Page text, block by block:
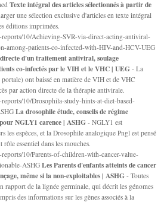
Texte intégral des articles sélectionnés à partir de
une sélection exclusive d'articles en texte intégral
éditions imprimées.
10/Achieving-SVR-via-direct-acting-antiviral-
among-patients-co-infected-with-HIV-and-HCV-UEG
d'un traitement antiviral, soulage
co-infectés par le VIH et le VHC | UEG - La
ont baissé en matière de VIH et de VHC
par action directe de la thérapie antivirale.
10/Drosophila-study-hints-at-diet-based-
La drosophile étude, conseils de régime
NGLY1 carence | ASHG - NGLY1 est
les espèces, et la Drosophile analogique Pngl est pensé
essentiel dans les mouches.
10/Parents-of-children-with-cancer-value-
ASHGLes Parents d'enfants atteints de cancer
même si la non-exploitables | ASHG - Toutes
rapport de la lignée germinale, qui décrit les génomes
des informations sur les gènes associés à la